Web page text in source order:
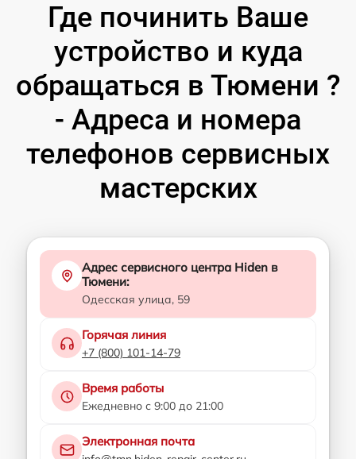
Где починить Ваше
устройство и куда
обращаться в Тюмени ?
- Адреса и номера
телефонов сервисных
мастерских
Адрес сервисного центра Hiden в
Тюмени:
Одесская улица, 59
Горячая линия
+7 (800) 101-14-79
Время работы
Ежедневно с 9:00 до 21:00
Электронная почта